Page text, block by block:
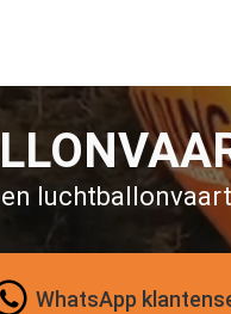
luchtballonvaart
WhatsApp